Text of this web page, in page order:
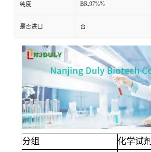
纯度 BR.97%%
是否进口 否
分组
化学试剂